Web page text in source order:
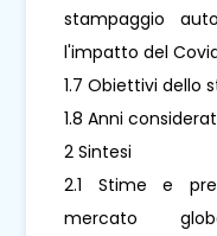
stampaggio
l'impatto del
1.7 Obiettivi dello
1.8 Anni
2 Sintesi
2.1 Stime e
mercato